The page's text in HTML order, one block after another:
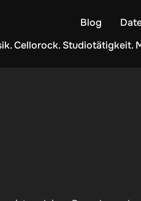
Blog
Cellorock. Studiotätigkeit.